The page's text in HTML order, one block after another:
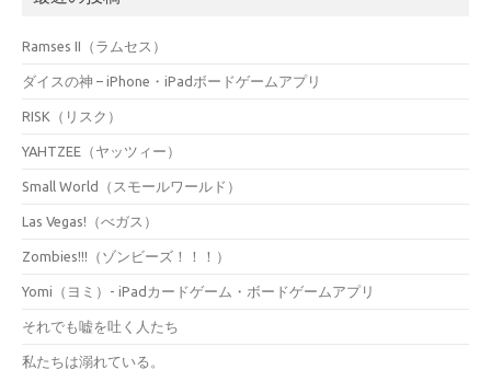
Ramses II（ラムセス）
ダイスの神 – iPhone・iPadボードゲームアプリ
RISK（リスク）
YAHTZEE（ヤッツィー）
Small World（スモールワールド）
Las Vegas!（べガス）
Zombies!!!（ゾンビーズ！！！）
Yomi（ヨミ）- iPadカードゲーム・ボードゲームアプリ
それでも嘘を吐く人たち
私たちは溺れている。